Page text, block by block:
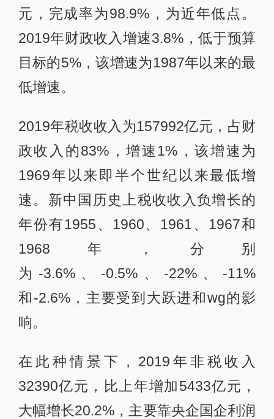
元，完成率为98.9%，为近年低点。
2019年财政收入增速3.8%，低于预算
目标的5%，该增速为1987年以来的最
低增速。
2019年税收收入为157992亿元，占财
政收入的83%，增速1%，该增速为
1969年以来即半个世纪以来最低增
速。新中国历史上税收收入负增长的
年份有1955、1960、1961、1967和
1968年，分别
为-3.6%、-0.5%、-22%、-11%
和-2.6%，主要受到大跃进和wg的影
响。
在此种情景下，2019年非税收入
32390亿元，比上年增加5433亿元，
大幅增长20.2%，主要靠央企国企利润